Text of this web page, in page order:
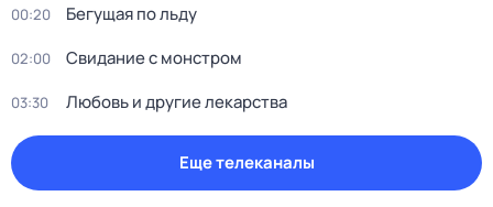
00:20 Бегущая по льду
02:00 Свидание с монстром
03:30 Любовь и другие лекарства
Еще телеканалы